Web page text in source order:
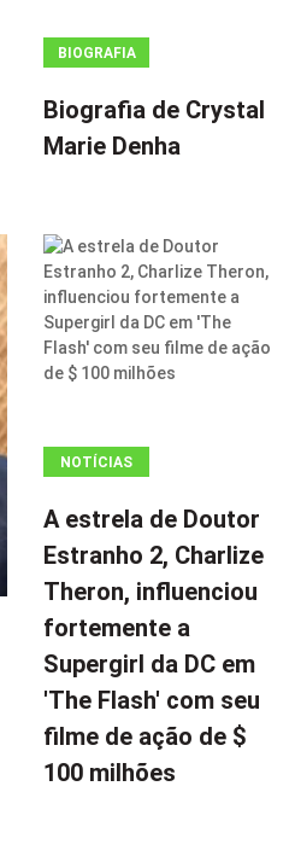
BIOGRAFIA
Biografia de Crystal
Marie Denha
NOTÍCIAS
(ADSBYGOOGLE
=
WINDOW.ADSBYGOOGLE
|| []).PUSH({});
A ESTRELA DE
DOUTOR
ESTRANHO 2,
CHARLIZE
THERON,
A estrela de Doutor
Estranho 2, Charlize
Theron, influenciou
fortemente a
Supergirl da DC em
'The Flash' com seu
filme de ação de $
100 milhões